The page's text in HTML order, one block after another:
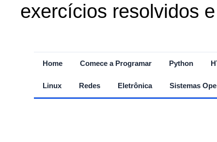
exercícios resolvidos
Home Comece a Programar Python
Linux Redes Eletrônica Sistemas